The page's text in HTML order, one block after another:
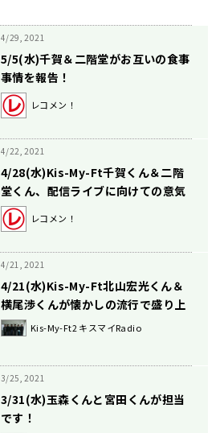
4/29, 2021
5/5(水)千賀＆二階堂がお互いの食事
事情を報告！
レコメン！
4/22, 2021
4/28(水)Kis-My-Ft千賀くん＆二階
堂くん、配信ライブに向けての意気
込みは？！
レコメン！
4/21, 2021
4/21(水)Kis-My-Ft北山宏光くん＆
横尾渉くんが懐かしの流行で盛り上
がってます！
Kis-My-Ft2 キスマイRadio
3/25, 2021
3/31(水)玉森くんと宮田くんが担当
です！